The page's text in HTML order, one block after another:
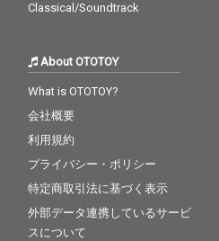
Classical/Soundtrack
About OTOTOY
What is OTOTOY?
会社概要
利用規約
プライバシー・ポリシー
特定商取引法に基づく表示
外部データ連携しているサービ
スについて